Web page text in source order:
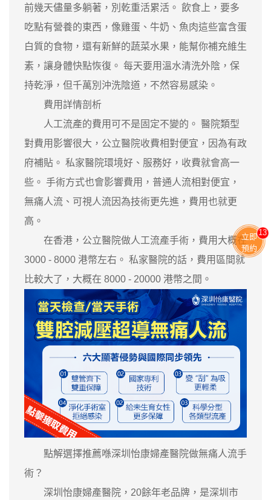
前幾天儘量多躺著，別乾重活累活。 飲食上，要多
吃點有營養的東西，像雞蛋、牛奶、魚肉這些富含蛋
白質的食物，還有新鮮的蔬菜水果，能幫你補充維生
素，讓身體快點恢復。 每天要用溫水清洗外陰，保
持乾淨，但千萬別沖洗陰道，不然容易感染。
費用詳情剖析
人工流產的費用可不是固定不變的。 醫院類型
對費用影響很大，公立醫院收費相對便宜，因為有政
府補貼。 私家醫院環境好、服務好，收費就會高一
些。 手術方式也會影響費用，普通人流相對便宜，
無痛人流、可視人流因為技術更先進，費用也就更
高。
在香港，公立醫院做人工流產手術，費用大概在
3000 - 8000 港幣左右。 私家醫院的話，費用區間就
比較大了，大概在 8000 - 20000 港幣之間。
點解選擇推薦喺深圳怡康婦產醫院做無痛人流手
術？
深圳怡康婦產醫院，20餘年老品牌，是深圳市
立即
預約
13